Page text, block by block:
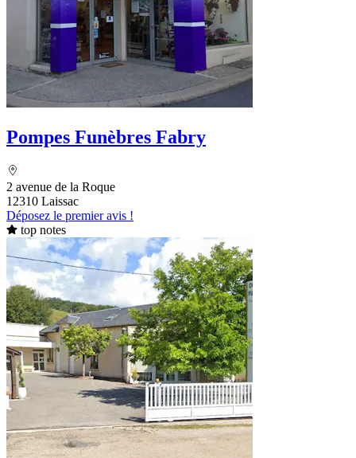
Pompes Funèbres Fabry
2 avenue de la Roque
12310 Laissac
Déposez le premier avis !
top notes